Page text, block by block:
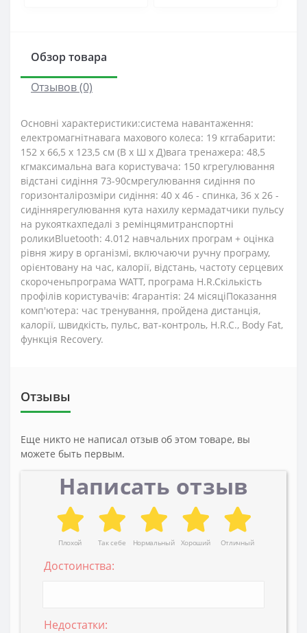
Обзор товара
Отзывов (0)
Основні характеристики:система навантаження:
електромагнітнавага махового колеса: 19 кггабарити:
152 х 66,5 х 123,5 см (В х Ш х Д)вага тренажера: 48,5
кгмаксимальна вага користувача: 150 кгрегулювання
відстані сидіння 73-90смрегулювання сидіння по
горизонталірозміри сидіння: 40 x 46 - спинка, 36 x 26 -
сидіннярегулювання кута нахилу кермадатчики пульсу
на рукояткахпедалі з ремінцямитранспортні
роликиBluetooth: 4.012 навчальних програм + оцінка
рівня жиру в організмі, включаючи ручну програму,
орієнтовану на час, калорії, відстань, частоту серцевих
скороченьпрограма WATT, програма H.R.Cкількість
профілів користувачів: 4гарантія: 24 місяціПоказання
комп'ютера: час тренування, пройдена дистанція,
калорії, швидкість, пульс, ват-контроль, H.R.C., Body Fat,
функція Recovery.
Отзывы
Еще никто не написал отзыв об этом товаре, вы
можете быть первым.
Написать отзыв
Плохой Так себе Нормальный Хороший Отличный
Достоинства:
Недостатки: